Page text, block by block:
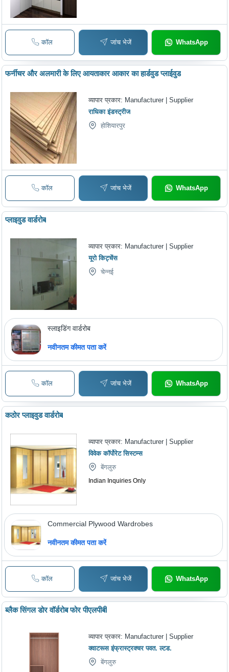
कॉल जांच भेजें WhatsApp
फर्नीचर और अलमारी के लिए आयताकार आकार का हार्डवुड प्लाईवुड
व्यापार प्रकार: Manufacturer | Supplier
राधिका इंडस्ट्रीज
होशियारपुर
कॉल जांच भेजें WhatsApp
प्लाइवुड वार्डरोब
व्यापार प्रकार: Manufacturer | Supplier
यूरो किट्चेंस
चेन्नई
स्लाइडिंग वार्डरोब
नवीनतम कीमत पता करें
कॉल जांच भेजें WhatsApp
कठोर प्लाइवुड वार्डरोब
व्यापार प्रकार: Manufacturer | Supplier
विवेक कॉर्पोरेट सिस्टम्स
बेंगलुरु
Indian Inquiries Only
Commercial Plywood Wardrobes
नवीनतम कीमत पता करें
कॉल जांच भेजें WhatsApp
ब्लैक सिंगल डोर वॉर्डरोब फोर पीएलपीबी
व्यापार प्रकार: Manufacturer | Supplier
क्वाटरूस इंफ्रास्ट्रक्चर पवत. ल्टड.
बेंगलुरु